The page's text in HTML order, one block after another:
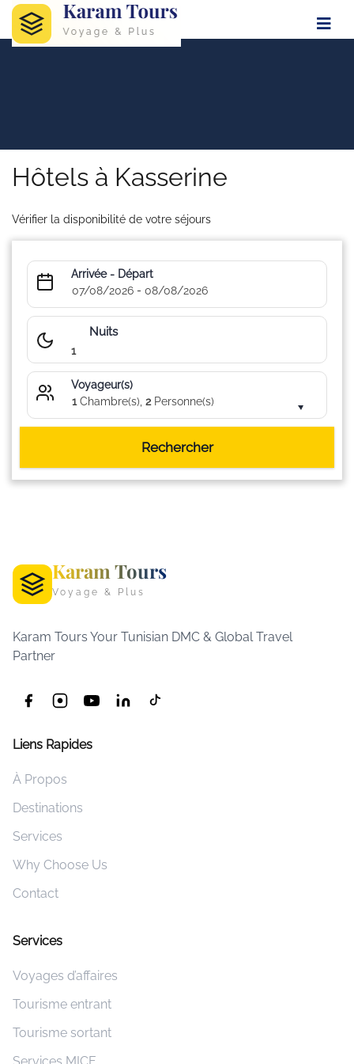
Hôtels à Kasserine
Vérifier la disponibilité de votre séjours
Arrivée - Départ
07/08/2026 - 08/08/2026
Nuits
1
Voyageur(s)
1 Chambre(s), 2 Personne(s)
Rechercher
Karam Tours
Voyage & Plus
Karam Tours Your Tunisian DMC & Global Travel
Partner
Liens Rapides
À Propos
Destinations
Services
Why Choose Us
Contact
Services
Voyages d’affaires
Tourisme entrant
Tourisme sortant